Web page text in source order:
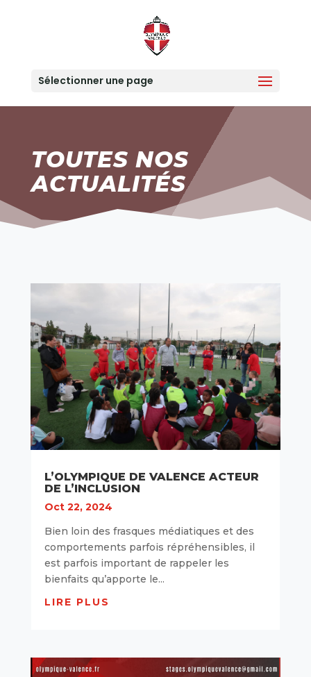
Sélectionner une page
TOUTES NOS
ACTUALITÉS
L’OLYMPIQUE DE VALENCE ACTEUR
DE L’INCLUSION
Oct 22, 2024
Bien loin des frasques médiatiques et des
comportements parfois répréhensibles, il
est parfois important de rappeler les
bienfaits qu’apporte le...
LIRE PLUS